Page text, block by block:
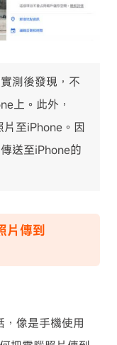
測後發現，不
上。此外，
至iPhone。因
送至iPhone的
片傳到
像是手機使用